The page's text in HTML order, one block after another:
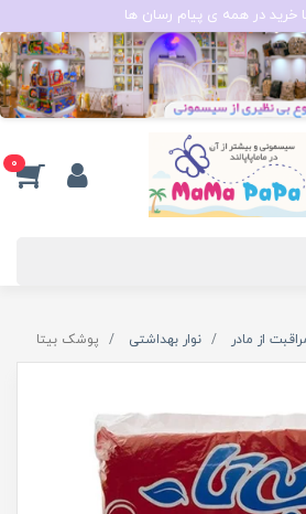
خرید در همه ی پیام رسان ها
0
از مادر نوار بهداشتی پوشک بیتا